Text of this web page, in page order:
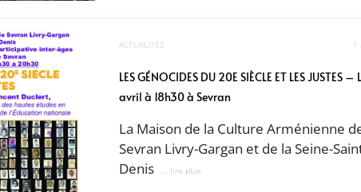
ACTUALITÉS 1
LES GÉNOCIDES DU 20E SIÈCLE ET LES JUSTES –
avril à 18h30 à Sevran
La Maison de la Culture Arménienne
Sevran Livry-Gargan et de la Seine-
Denis
... lire plus